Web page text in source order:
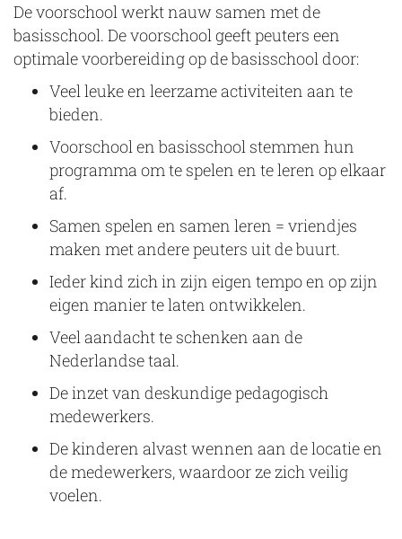
De voorschool werkt nauw samen met de
basisschool. De voorschool geeft peuters een
optimale voorbereiding op de basisschool door:
Veel leuke en leerzame activiteiten aan te
bieden.
Voorschool en basisschool stemmen hun
programma om te spelen en te leren op elkaar
af.
Samen spelen en samen leren = vriendjes
maken met andere peuters uit de buurt.
Ieder kind zich in zijn eigen tempo en op zijn
eigen manier te laten ontwikkelen.
Veel aandacht te schenken aan de
Nederlandse taal.
De inzet van deskundige pedagogisch
medewerkers.
De kinderen alvast wennen aan de locatie en
de medewerkers, waardoor ze zich veilig
voelen.